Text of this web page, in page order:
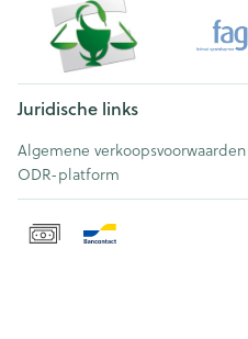
Juridische links
Algemene verkoopsvoorwaarden
ODR-platform